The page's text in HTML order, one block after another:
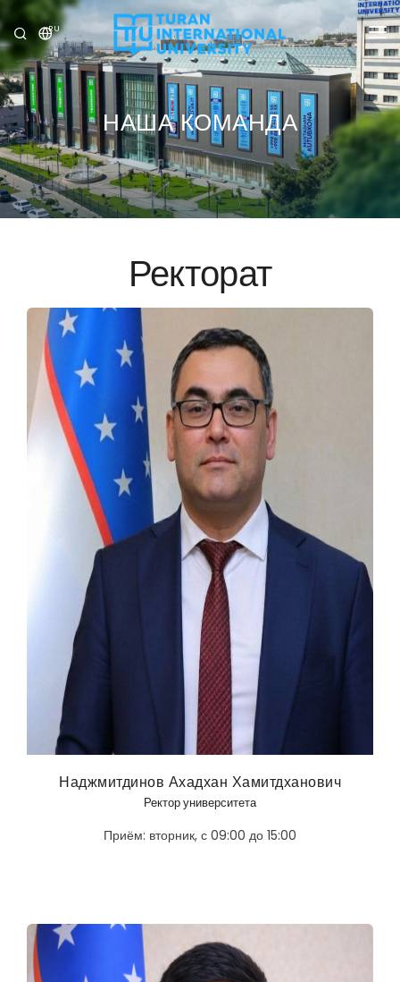
RU
УНИВЕРСИТЕТ
ПРОГРАММЫ
ПРИЁМ
ИССЛЕДОВАНИЕ
ОЛИМПИАДА
НАША КОМАНДА
Ректорат
Наджмитдинов Ахадхан Хамитдханович
Ректор университета
Приём: вторник, с 09:00 до 15:00